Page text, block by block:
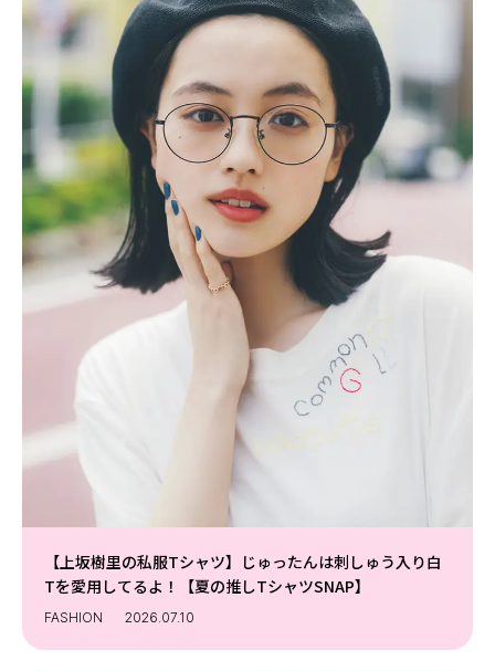
【上坂樹里の私服Tシャツ】じゅったんは刺しゅう入り白
Tを愛用してるよ！【夏の推しTシャツSNAP】
FASHION 2026.07.10